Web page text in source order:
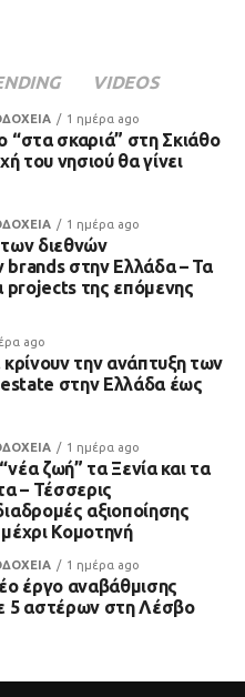
VIDEOS
1 ημέρα ago
“στα σκαριά” στη Σκιάθο
του νησιού θα γίνει
1 ημέρα ago
διεθνών
brands στην Ελλάδα – Τα
projects της επόμενης
ago
την ανάπτυξη των
estate στην Ελλάδα έως
1 ημέρα ago
ζωή” τα Ξενία και τα
– Τέσσερις
αξιοποίησης
Κομοτηνή
1 ημέρα ago
έργο αναβάθμισης
5 αστέρων στη Λέσβο